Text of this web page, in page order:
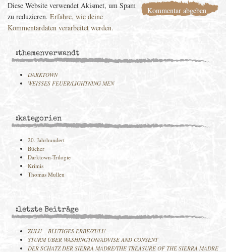
Diese Website verwendet Akismet, um Spam
zu reduzieren. Erfahre, wie deine
Kommentardaten verarbeitet werden.
:themenverwandt
DARKTOWN
WEISSES FEUER/LIGHTNING MEN
:kategorien
20. Jahrhundert
Bücher
Darktown-Trilogie
Krimis
Thomas Mullen
:letzte Beiträge
ZULU – BLUTIGES ERBE/ZULU
STURM ÜBER WASHINGTON/ADVISE AND CONSENT
DER SCHATZ DER SIERRA MADRE/THE TREASURE OF THE SIERRA MADRE